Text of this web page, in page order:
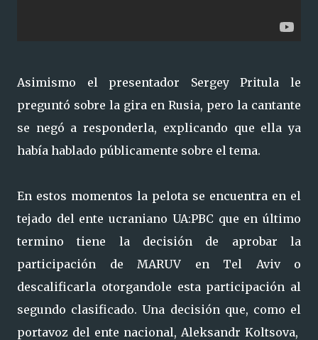
Asimismo el presentador Sergey Pritula le
preguntó sobre la gira en Rusia, pero la cantante
se negó a responderla, explicando que ella ya
había hablado públicamente sobre el tema.
En estos momentos la pelota se encuentra en el
tejado del ente ucraniano UA:PBC que en último
termino tiene la decisión de aprobar la
participación de MARUV en Tel Aviv o
descalificarla otorgandole esta participación al
segundo clasificado. Una decisión que, como el
portavoz del ente nacional, Aleksandr Koltsova,